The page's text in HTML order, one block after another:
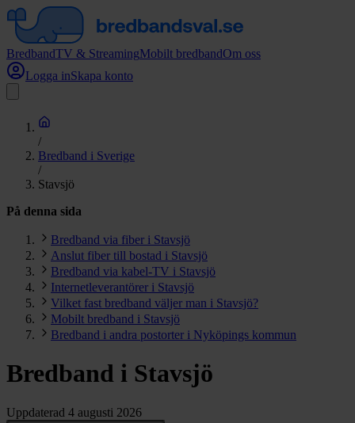
BredbandTV & StreamingMobilt bredbandOm oss
Logga inSkapa konto
/
Bredband i Sverige
/
Stavsjö
På denna sida
Bredband via fiber i Stavsjö
Anslut fiber till bostad i Stavsjö
Bredband via kabel-TV i Stavsjö
Internetleverantörer i Stavsjö
Vilket fast bredband väljer man i Stavsjö?
Mobilt bredband i Stavsjö
Bredband i andra postorter i Nyköpings kommun
Bredband i Stavsjö
Uppdaterad 4 augusti 2026